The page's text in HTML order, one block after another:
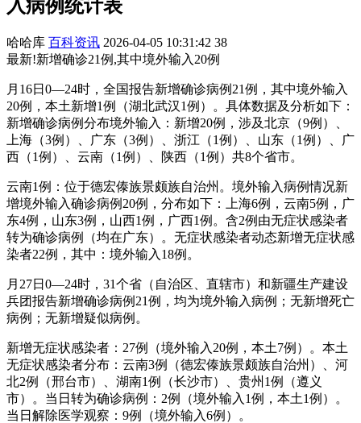
入病例统计表
哈哈库 百科资讯 2026-04-05 10:31:42 38
最新!新增确诊21例,其中境外输入20例
月16日0—24时，全国报告新增确诊病例21例，其中境外输入
20例，本土新增1例（湖北武汉1例）。具体数据及分析如下：
新增确诊病例分布境外输入：新增20例，涉及北京（9例）、
上海（3例）、广东（3例）、浙江（1例）、山东（1例）、广
西（1例）、云南（1例）、陕西（1例）共8个省市。
云南1例：位于德宏傣族景颇族自治州。境外输入病例情况新
增境外输入确诊病例20例，分布如下：上海6例，云南5例，广
东4例，山东3例，山西1例，广西1例。含2例由无症状感染者
转为确诊病例（均在广东）。无症状感染者动态新增无症状感
染者22例，其中：境外输入18例。
月27日0—24时，31个省（自治区、直辖市）和新疆生产建设
兵团报告新增确诊病例21例，均为境外输入病例；无新增死亡
病例；无新增疑似病例。
新增无症状感染者：27例（境外输入20例，本土7例）。本土
无症状感染者分布：云南3例（德宏傣族景颇族自治州）、河
北2例（邢台市）、湖南1例（长沙市）、贵州1例（遵义
市）。当日转为确诊病例：2例（境外输入1例，本土1例）。
当日解除医学观察：9例（境外输入6例）。